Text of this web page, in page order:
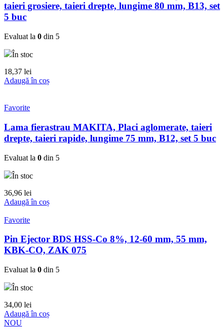
taieri grosiere, taieri drepte, lungime 80 mm, B13, set
5 buc
Evaluat la 0 din 5
În stoc
18,37 lei
Adaugă în coș
Favorite
Lama fierastrau MAKITA, Placi aglomerate, taieri
drepte, taieri rapide, lungime 75 mm, B12, set 5 buc
Evaluat la 0 din 5
În stoc
36,96 lei
Adaugă în coș
Favorite
Pin Ejector BDS HSS-Co 8%, 12-60 mm, 55 mm,
KBK-CO, ZAK 075
Evaluat la 0 din 5
În stoc
34,00 lei
Adaugă în coș
NOU